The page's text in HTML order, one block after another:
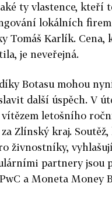
ty vlastence, kteří
lokálních firem
Tomáš Karlík. Cena,
je neveřejná.
Botasu mohou
další úspěch. V
letošního
Zlínský kraj.
živnostníky,
partnery jsou
a Moneta Money